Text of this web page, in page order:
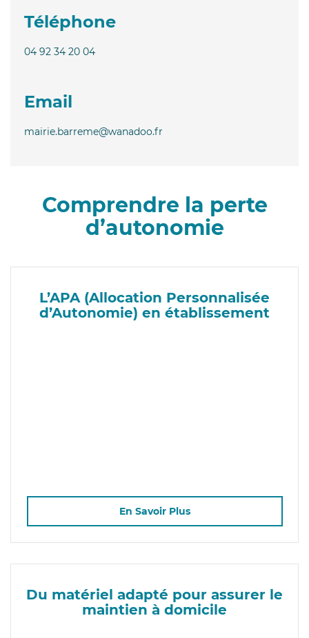
Téléphone
04 92 34 20 04
Email
mairie.barreme@wanadoo.fr
Comprendre la perte
d’autonomie
L’APA (Allocation Personnalisée
d’Autonomie) en établissement
En Savoir Plus
Du matériel adapté pour assurer le
maintien à domicile